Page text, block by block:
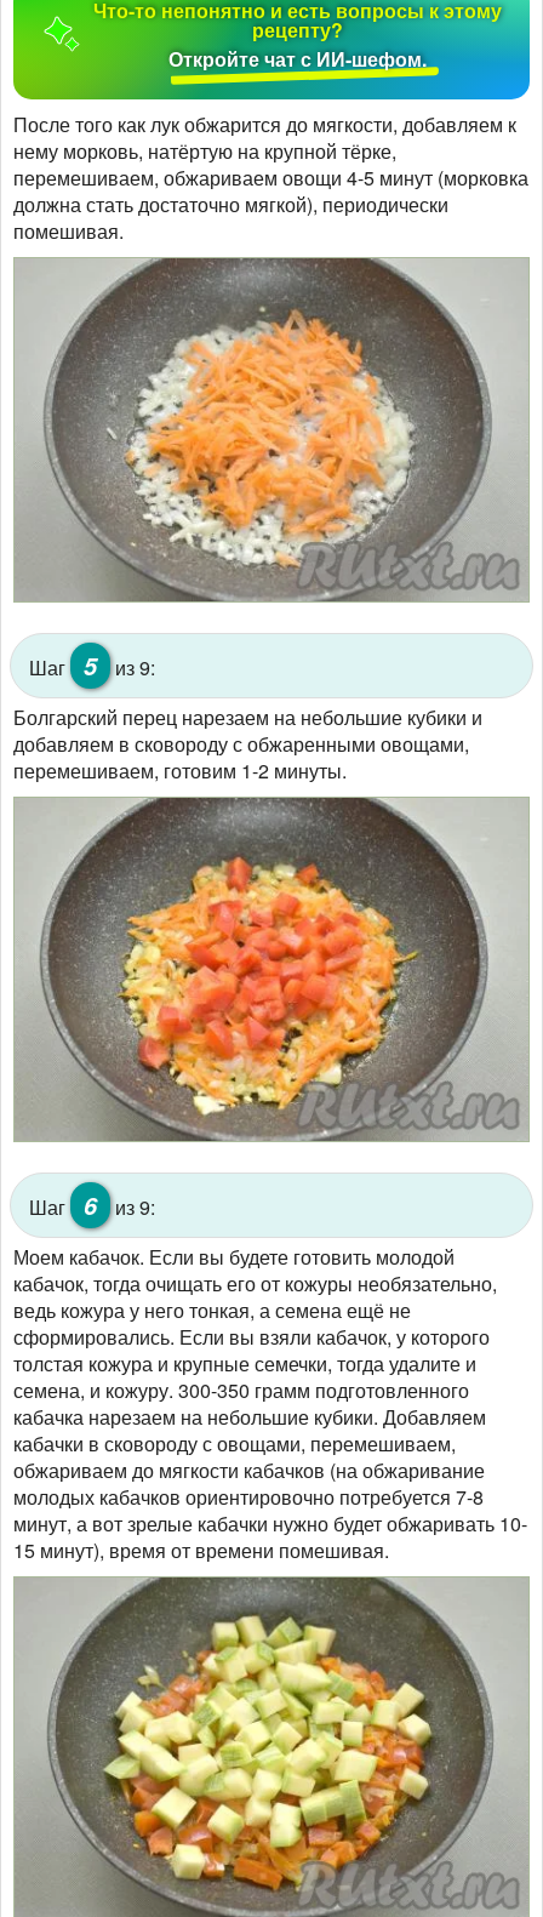
Что-то непонятно и есть вопросы к этому
рецепту?
Откройте чат с ИИ-шефом.
После того как лук обжарится до мягкости, добавляем к
нему морковь, натёртую на крупной тёрке,
перемешиваем, обжариваем овощи 4-5 минут (морковка
должна стать достаточно мягкой), периодически
помешивая.
Шаг 5
из 9:
Болгарский перец нарезаем на небольшие кубики и
добавляем в сковороду с обжаренными овощами,
перемешиваем, готовим 1-2 минуты.
Шаг 6
из 9:
Моем кабачок. Если вы будете готовить молодой
кабачок, тогда очищать его от кожуры необязательно,
ведь кожура у него тонкая, а семена ещё не
сформировались. Если вы взяли кабачок, у которого
толстая кожура и крупные семечки, тогда удалите и
семена, и кожуру. 300-350 грамм подготовленного
кабачка нарезаем на небольшие кубики. Добавляем
кабачки в сковороду с овощами, перемешиваем,
обжариваем до мягкости кабачков (на обжаривание
молодых кабачков ориентировочно потребуется 7-8
минут, а вот зрелые кабачки нужно будет обжаривать 10-
15 минут), время от времени помешивая.